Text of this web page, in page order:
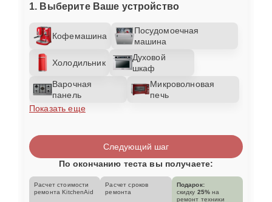
1. Выберите Ваше устройство
Кофемашина
Посудомоечная
машина
Холодильник
Духовой
шкаф
Варочная
панель
Микроволновая
печь
Показать еще
Следующий шаг
По окончанию теста вы получаете:
Расчет стоимости
ремонта KitchenAid
Расчет сроков
ремонта
Подарок:
скидку 25% на
ремонт техники